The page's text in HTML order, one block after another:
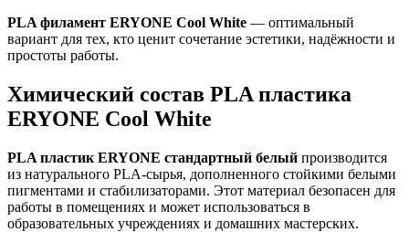
PLA филамент ERYONE Cool White — оптимальный
вариант для тех, кто ценит сочетание эстетики, надёжности и
простоты работы.
Химический состав PLA пластика
ERYONE Cool White
PLA пластик ERYONE стандартный белый производится
из натурального PLA-сырья, дополненного стойкими белыми
пигментами и стабилизаторами. Этот материал безопасен для
работы в помещениях и может использоваться в
образовательных учреждениях и домашних мастерских.